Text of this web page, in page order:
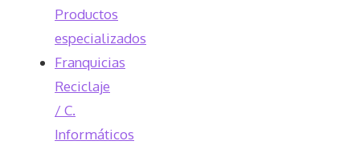
Productos
especializados
Franquicias
Reciclaje
/ C.
Informáticos